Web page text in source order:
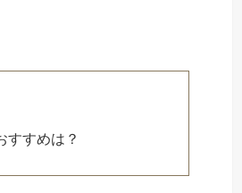
すすめは？